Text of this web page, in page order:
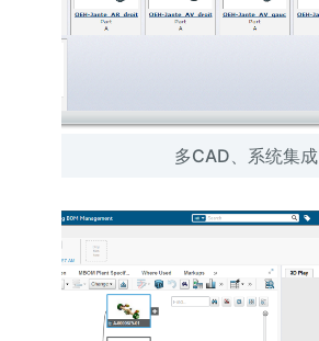
多CAD、系统集成